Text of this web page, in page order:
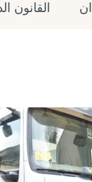
القانون